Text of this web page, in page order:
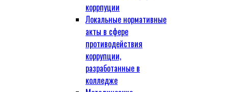
коррпуции
Локальные нормативные
акты в сфере
противодействия
коррупции,
разработанные в
колледже